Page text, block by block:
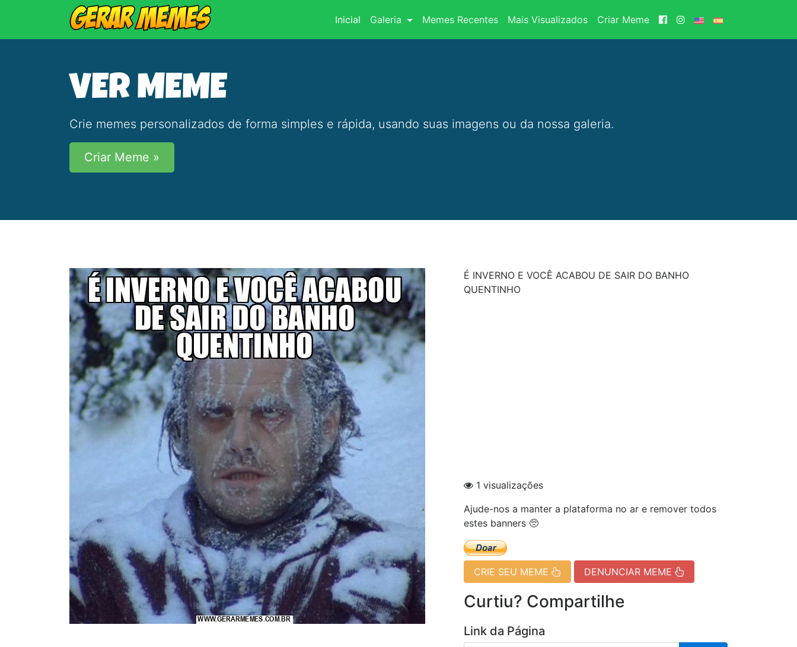
Inicial(current)
Galeria Memes Recentes Mais Visualizados Criar Meme
VER MEME
Crie memes personalizados de forma simples e rápida, usando suas imagens ou da nossa galeria.
Criar Meme »
É INVERNO E VOCÊ ACABOU DE SAIR DO BANHO
QUENTINHO
1 visualizações
Ajude-nos a manter a plataforma no ar e remover todos
estes banners 🥺
CRIE SEU MEME DENUNCIAR MEME
Curtiu? Compartilhe
Link da Página